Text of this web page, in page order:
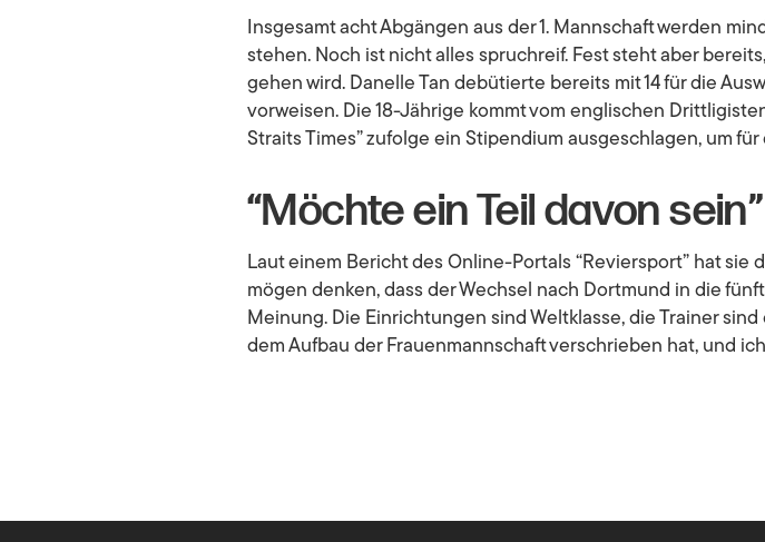
Insgesamt acht Abgängen aus der 1. Mannschaft werden
stehen. Noch ist nicht alles spruchreif. Fest steht aber
gehen wird. Danelle Tan debütierte bereits mit 14 für die
vorweisen. Die 18-Jährige kommt vom englischen
Straits Times” zufolge ein Stipendium ausgeschlagen, um
“Möchte ein Teil davon sein”
Laut einem Bericht des Online-Portals “Reviersport” hat sie
mögen denken, dass der Wechsel nach Dortmund in die
Meinung. Die Einrichtungen sind Weltklasse, die Trainer
dem Aufbau der Frauenmannschaft verschrieben hat, und